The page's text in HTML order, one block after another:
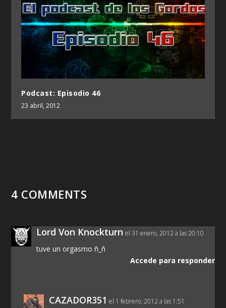
Podcast: Episodio 46
23 abril, 2012
4 COMMENTS
Lord Von Knockturn el 31 enero, 2012 a las 20:10
tuve un orgasmo ñ_ñ
Accede para responder
CAZADOR351 el 1 febrero, 2012 a las 1:51